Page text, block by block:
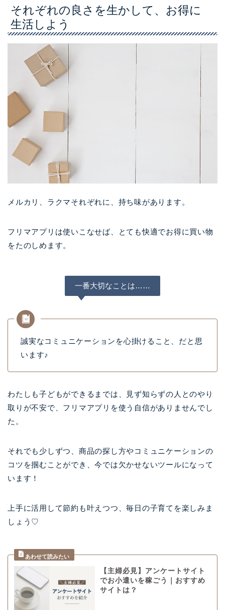
それぞれの良さを生かして、お得に
生活しよう
メルカリ、ラクマそれぞれに、持ち味があります。
フリマアプリは使いこなせば、とても快適でお得に買い物
をたのしめます。
一番大切なことは……
誠実なコミュニケーションを心掛けること、だと思
います♪
わたしも子どもができるまでは、見ず知らずの人とのやり
取りが不安で、フリマアプリを使う自信がありませんでし
た。
それでも少しずつ、商品の探し方やコミュニケーションの
コツを掴むことができ、今では欠かせないツールになって
います！
上手に活用して節約も叶えつつ、毎日の子育てを楽しみま
しょう♡
【主婦必見】アンケートサイト
でお小遣いを稼ごう｜おすすめ
サイトは？